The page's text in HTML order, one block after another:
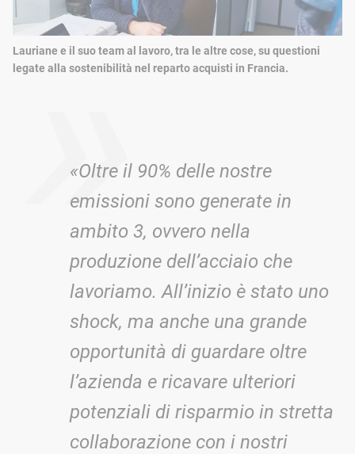
Lauriane e il suo team al lavoro, tra le altre cose, su questioni
legate alla sostenibilità nel reparto acquisti in Francia.
«Oltre il 90% delle nostre
emissioni sono generate in
ambito 3, ovvero nella
produzione dell’acciaio che
lavoriamo. All’inizio è stato uno
shock, ma anche una grande
opportunità di guardare oltre
l’azienda e ricavare ulteriori
potenziali di risparmio in stretta
collaborazione con i nostri
»